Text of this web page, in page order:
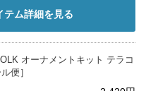
テム詳細を見る
オーナメントキット テラコ
便］